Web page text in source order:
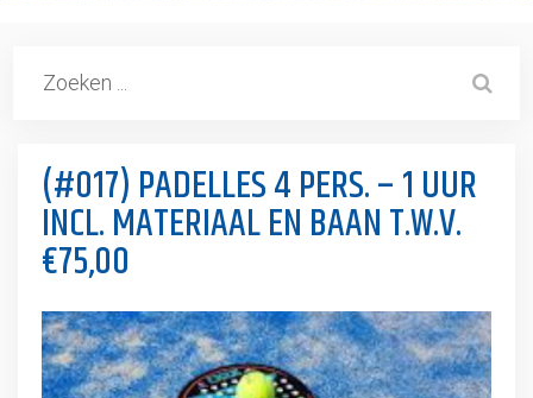
(#017) PADELLES 4 PERS. – 1 UUR
INCL. MATERIAAL EN BAAN T.W.V.
€75,00